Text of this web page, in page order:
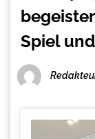
Spiel